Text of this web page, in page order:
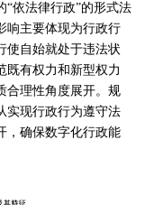
“依法律行政”的形式法
响主要体现为行政行
使自始就处于违法状
既有权力和新型权力
合理性角度展开。规
实现行政行为遵守法
，确保数字化行政能